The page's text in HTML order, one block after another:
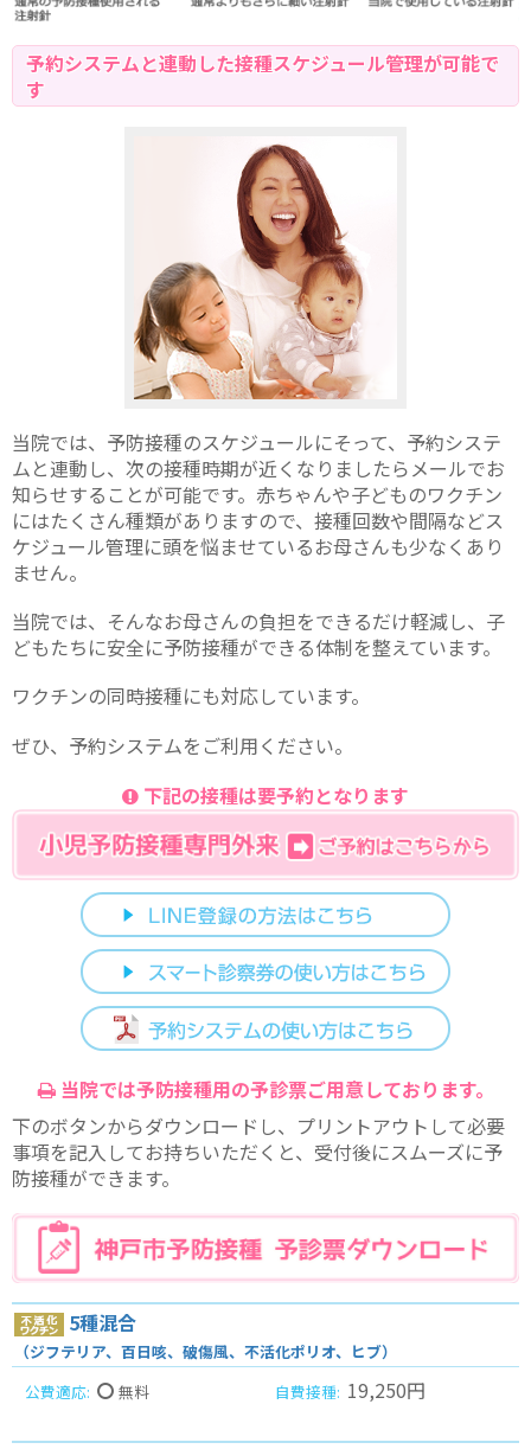
予約システムと連動した接種スケジュール管理が可能で
す
当院では、予防接種のスケジュールにそって、予約システ
ムと連動し、次の接種時期が近くなりましたらメールでお
知らせすることが可能です。赤ちゃんや子どものワクチン
にはたくさん種類がありますので、接種回数や間隔などス
ケジュール管理に頭を悩ませているお母さんも少なくあり
ません。
当院では、そんなお母さんの負担をできるだけ軽減し、子
どもたちに安全に予防接種ができる体制を整えています。
ワクチンの同時接種にも対応しています。
ぜひ、予約システムをご利用ください。
下記の接種は要予約となります
当院では予防接種用の予診票ご用意しております。
下のボタンからダウンロードし、プリントアウトして必要
事項を記入してお持ちいただくと、受付後にスムーズに予
防接種ができます。
5種混合
（ジフテリア、百日咳、破傷風、不活化ポリオ、ヒブ）
無料
19,250円